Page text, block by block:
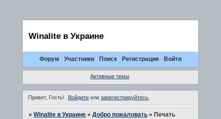
Winalite в Украине
Форум Участники Поиск Регистрация Войти
Активные темы
Привет, Гость! Войдите илизарегистрируйтесь.
» Winalite в Украине » Добро пожаловать » Печать